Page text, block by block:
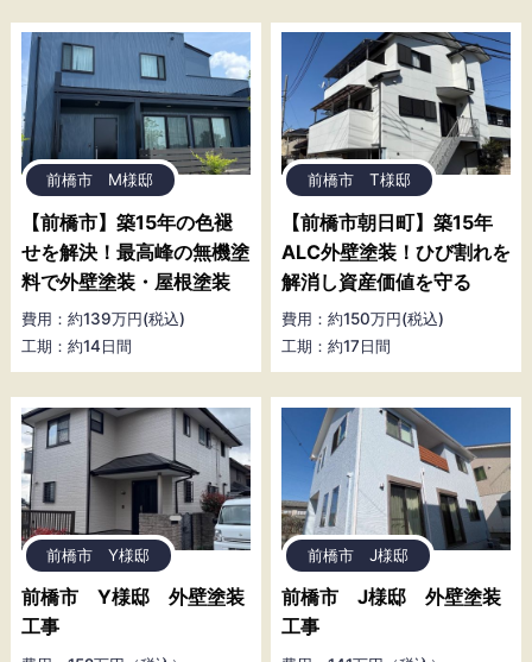
前橋市 M様邸
【前橋市】築15年の色褪
せを解決！最高峰の無機塗
料で外壁塗装・屋根塗装
費用：約139万円(税込)
工期：約14日間
前橋市 T様邸
【前橋市朝日町】築15年
ALC外壁塗装！ひび割れを
解消し資産価値を守る
費用：約150万円(税込)
工期：約17日間
前橋市 Y様邸
前橋市 Y様邸 外壁塗装
工事
前橋市 J様邸
前橋市 J様邸 外壁塗装
工事